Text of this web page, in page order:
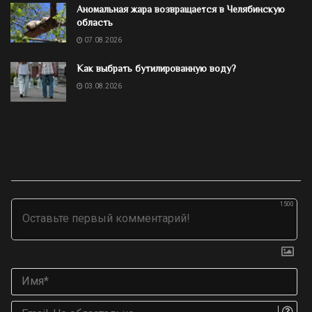
Аномальная жара возвращается в Челябинскую
область
07.08.2026
Как выбрать бутилированную воду?
03.08.2026
1500